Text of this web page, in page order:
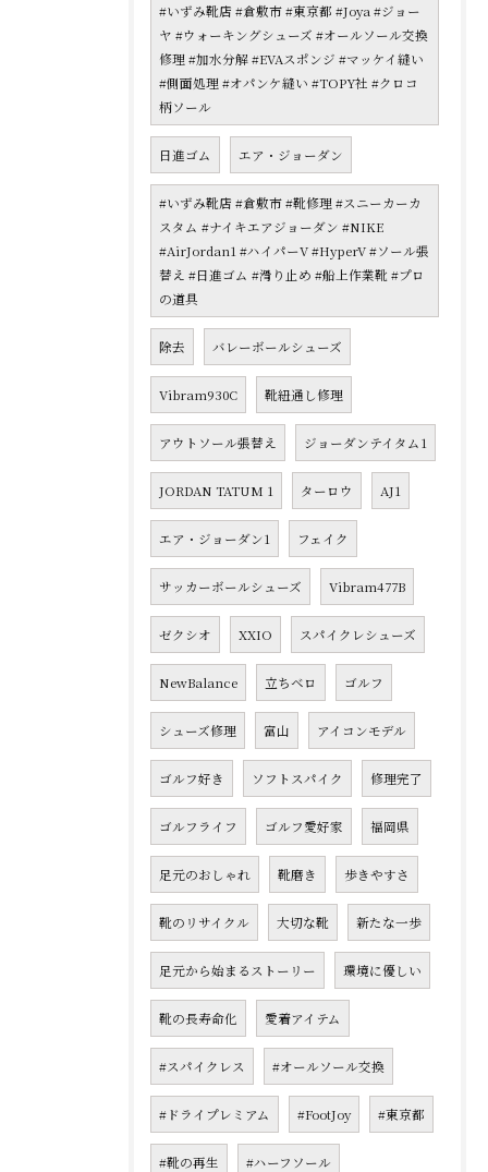
#いずみ靴店 #倉敷市 #東京都 #Joya #ジョー
ヤ #ウォーキングシューズ #オールソール交換
修理 #加水分解 #EVAスポンジ #マッケイ縫い
#側面処理 #オパンケ縫い #TOPY社 #クロコ
柄ソール
日進ゴム エア・ジョーダン
#いずみ靴店 #倉敷市 #靴修理 #スニーカーカ
スタム #ナイキエアジョーダン #NIKE
#AirJordan1 #ハイパーV #HyperV #ソール張
替え #日進ゴム #滑り止め #船上作業靴 #プロ
の道具
除去 バレーボールシューズ
Vibram930C 靴紐通し修理
アウトソール張替え ジョーダンテイタム1
JORDAN TATUM 1 ターロウ AJ1
エア・ジョーダン1 フェイク
サッカーボールシューズ Vibram477B
ゼクシオ XXIO スパイクレシューズ
NewBalance 立ちベロ ゴルフ
シューズ修理 富山 アイコンモデル
ゴルフ好き ソフトスパイク 修理完了
ゴルフライフ ゴルフ愛好家 福岡県
足元のおしゃれ 靴磨き 歩きやすさ
靴のリサイクル 大切な靴 新たな一歩
足元から始まるストーリー 環境に優しい
靴の長寿命化 愛着アイテム
#スパイクレス #オールソール交換
#ドライプレミアム #FootJoy #東京都
#靴の再生 #ハーフソール